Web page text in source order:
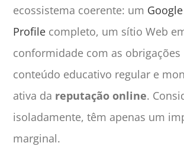
ecossistema coerente: um
Profile completo, um sítio Web
conformidade com as obrigações
conteúdo educativo regular e
ativa da reputação online.
isoladamente, têm apenas um
marginal.